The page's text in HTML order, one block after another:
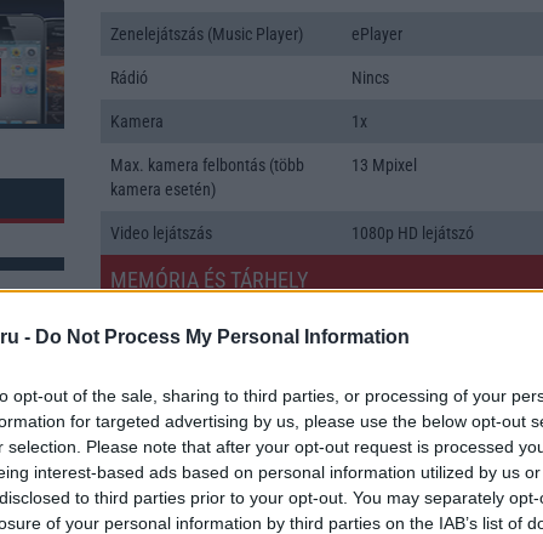
- Do Not Process My Personal Information
opt-out of the sale, sharing to third parties, or processing of your
for targeted advertising by us, please use the below opt-out
selection. Please note that after your opt-out request is processed
interest-based ads based on personal information utilized by us
to third parties prior to your opt-out. You may separately
of your personal information by third parties on the IAB’s list of
65
Zenelejátszás (Music Player) ePlayer
Rádió Nincs
Kamera 1x
Max. kamera felbontás (több
kamera esetén)
13 Mpixel
Video lejátszás 1080p HD lejátszó
MEMÓRIA ÉS TÁRHELY
Telefonkönyv db Nincs
Min. háttértár 256 GB
Memória bővíthetőség Nincs
ADATCSERE